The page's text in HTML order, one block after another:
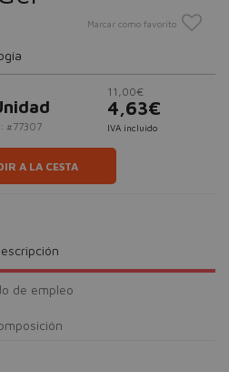
Marcar como favorito
#77307
11,00€
4,63€
IVA incluido
A LA CESTA
de empleo